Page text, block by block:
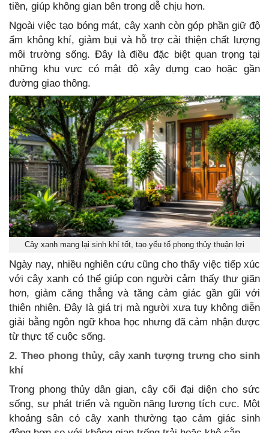
tiền, giúp không gian bên trong dễ chịu hơn.
Ngoài việc tạo bóng mát, cây xanh còn góp phần giữ độ
ẩm không khí, giảm bụi và hỗ trợ cải thiện chất lượng
môi trường sống. Đây là điều đặc biệt quan trọng tại
những khu vực có mật độ xây dựng cao hoặc gần
đường giao thông.
Cây xanh mang lại sinh khí tốt, tạo yếu tố phong thủy thuận lợi
Ngày nay, nhiều nghiên cứu cũng cho thấy việc tiếp xúc
với cây xanh có thể giúp con người cảm thấy thư giãn
hơn, giảm căng thẳng và tăng cảm giác gần gũi với
thiên nhiên. Đây là giá trị mà người xưa tuy không diễn
giải bằng ngôn ngữ khoa học nhưng đã cảm nhận được
từ thực tế cuộc sống.
2. Theo phong thủy, cây xanh tượng trưng cho sinh
khí
Trong phong thủy dân gian, cây cối đại diện cho sức
sống, sự phát triển và nguồn năng lượng tích cực. Một
khoảng sân có cây xanh thường tạo cảm giác sinh